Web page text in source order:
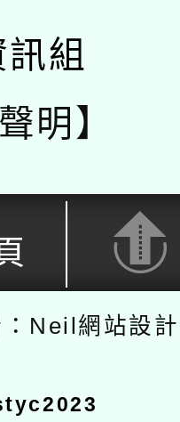
組
明】
Neil網站設